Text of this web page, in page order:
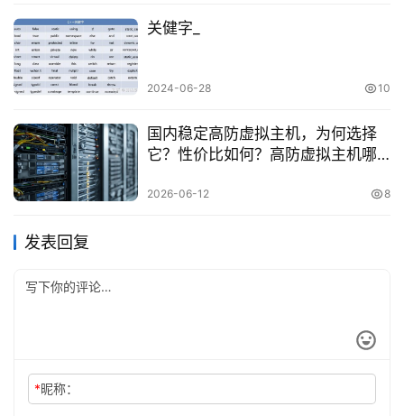
关健字_
2024-06-28 10
国内稳定高防虚拟主机，为何选择
它？性价比如何？高防虚拟主机哪
2026-06-12 8
发表回复
*昵称：